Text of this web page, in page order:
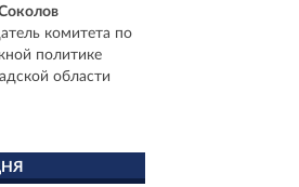
комитета по
политике
области